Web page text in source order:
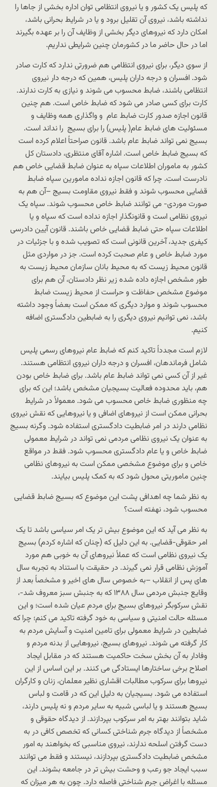
که پلیس یک کشور و یا نیروی انتظامی توان اداره بخشی از جاها را
نداشته باشد، نیروی آن تقلیل برود و یا در شرایط بحرانی باشد،
امکان دارد که نیروهای دیگر بخشی از وظایف آن را بر عهده بگیرند
اما در حال حاضر ما در کشورمان چنین شرایطی نداریم.
از سوی دیگر، برای نیروی انتظامی هم ضرورتی ندارد که کارت صادر
شود. افسران و درجه داران پلیس، همین که درجه دار نیروی
انتظامی باشند، ضابط محسوب می شوند و نیازی به کارت ندارند.
کارت برای کسی صادر می شود که ضابط خاص است. هم چنین
قانون اجازه صدور کارت ضابط عام و واگذاری همه وظایف و
مسئولیت های ضابط عام( پلیس) را برای بسیج را نداند است.
بسیج نمی تواند ضابط عام باشد. قانون صراحتاً اعلام کرده است
که بسیج ضابط خاص است. اشاره آقای منتظری، دادستان کل
کشور به ماموران اطلاعات سپاه به عنوان ضابط قضایی خاص هم
نادرست است. چرا که قانون اجازه نداده مامورین سپاه ضابط
قضایی محسوب شوند و فقط نیروی مقاومت بسیج –آن هم به
صورت موردی- می توانند ضابط خاص محسوب شوند. سپاه یک
نیروی نظامی است و قانونگذار اجازه نداده است که سپاه و یا
اطلاعات سپاه حتی ضابط قضایی خاص باشند. قانون آیین دادرسی
کیفری جدید، آخرین قانونی است که تصویب شده و با جزئیات در
مورد ضابط خاص و عام صحبت کرده است. جز در مواردی مثل
قانون محیط زیست که به محیط بانان سازمان محیط زیست به
طور مشخص اجازه داده شده زیر نظر دادستان، آن هم برای
موضوع مشخص حفاظت و حراست از محیط زیست ضابط
محسوب شوند و موارد دیگری که ممکن است بعضاً وجود داشته
باشد، نمی توانیم نیروی دیگری را به ضابطین دادگستری اضافه
کنیم.
لازم است مجدداً تاکید کنم که ضابط عام نیروهای رسمی پلیس
شامل فرماندهان، افسران و درجه داران نیروی انتظامی هستند.
غیر از آن کسی نمی تواند ضابط عام باشد. برای ضابط خاص بودن
هم، باید محدوده فعالیت بسیجیان مشخص باشد؛ این که برای
چه منظوری ضابط خاص محسوب می شود. معمولاً در شرایط
بحرانی ممکن است از نیروهای اضافی و یا نیروهایی که نقش نیروی
نظامی دارند در امر ضابطیت دادگستری استفاده شود. وگرنه بسیج
به عنوان یک نیروی نظامی مردمی نمی تواند در شرایط معمولی
ضابط خاص و یا عام دادگستری محسوب شود. فقط در مواقع
خاص و برای موضوع مشخصی ممکن است به نیروهای نظامی
چنین ماموریتی محول شود که به کمک پلیس بیایند.
به نظر شما چه اهدافی پشت این موضوع که بسیج ضابط قضایی
محسوب شود، نهفته است؟
به نظر می آید که این موضوع بیش تر یک امر سیاسی باشد تا یک
امر حقوقی-قضایی. به این دلیل که (چنان که اشاره کردم) بسیج
یک نیروی نظامی است که عملاً نیروهای آن به خوبی هم مورد
آموزش نظامی قرار نمی گیرند. در حقیقت با استناد به تجربه سال
های پس از انقلاب –به خصوص سال های اخیر و مشخصاً بعد از
وقایع جنبش مردمی سال ۱۳۸۸ که به جنبش سبز معروف شد-،
نقش سرکوبگر نیروهای بسیج برای مردم عیان شده است؛ و این
مسئله حالت امنیتی و سیاسی به خود گرفته تاکید می کنم؛ چرا که
ضابطین در شرایط معمولی برای تامین امنیت و آسایش مردم به
کار گرفته می شوند. نیروهای بسیج، نیروهایی از بدنه مردم و
وفادار به آن بخش سخت حاکمیت هستند که در مقابل ایجاد
اصلاح برخی ساختارها ایستادگی می کنند. بر این اساس از این
نیروها برای سرکوب مطالبات اقشاری نظیر معلمان، زنان و کارگران
استفاده می شود. بسیجیان به دلیل این که در قامت و لباس
بسیج هستند و یا لباسی شبیه به سایر مردم و نه پلیس دارند،
شاید بتوانند بهتر به امر سرکوب بپردازند. از دیدگاه حقوقی و
مشخصاً از دیدگاه جرم شناختی کسانی که تخصص کافی در به
دست گرفتن اسلحه ندارند، نیروی مناسبی که بخواهند به امور
مشخص ضابطیت دادگستری بپردازند، نیستند و فقط می توانند
سبب ایجاد جو رعب و وحشت بیش تر در جامعه بشوند. این
مسئله با اغراض جرم شناختی فاصله دارد. چون به هر میزان که